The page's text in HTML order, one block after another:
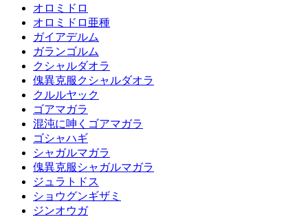
オロミドロ
オロミドロ亜種
ガイアデルム
ガランゴルム
クシャルダオラ
傀異克服クシャルダオラ
クルルヤック
ゴアマガラ
混沌に呻くゴアマガラ
ゴシャハギ
シャガルマガラ
傀異克服シャガルマガラ
ジュラトドス
ショウグンギザミ
ジンオウガ